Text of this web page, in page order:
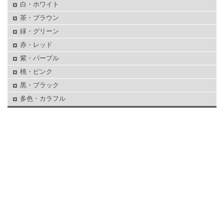
白・ホワイト
茶・ブラウン
緑・グリーン
赤・レッド
紫・パープル
桃・ピンク
黒・ブラック
多色・カラフル